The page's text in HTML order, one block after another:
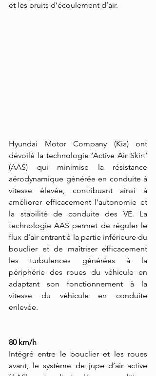
et les bruits d’écoulement d’air.
Hyundai Motor Company (Kia) ont
dévoilé la technologie ‘Active Air Skirt’
(AAS) qui minimise la résistance
aérodynamique générée en conduite à
vitesse élevée, contribuant ainsi à
améliorer efficacement l’autonomie et
la stabilité de conduite des VE. La
technologie AAS permet de réguler le
flux d’air entrant à la partie inférieure du
bouclier et de maîtriser efficacement
les turbulences générées à la
périphérie des roues du véhicule en
adaptant son fonctionnement à la
vitesse du véhicule en conduite
enlevée.
80 km/h
Intégré entre le bouclier et les roues
avant, le système de jupe d’air active